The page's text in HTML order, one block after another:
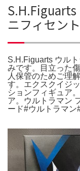
S.H.Figuarts
ニフィセン
S.H.Figuarts ウル
みです。目立った
人保管のためご理
す。エクスクイジ
ションフィギュア
ア。ウルトラマン
ード#ウルトラマン